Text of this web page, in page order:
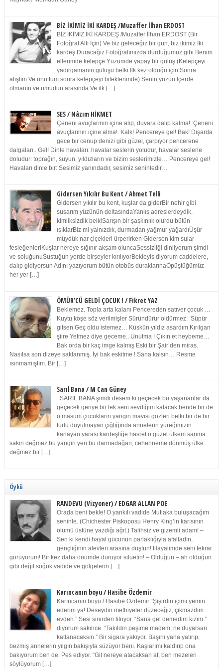
BİZ İKİMİZ İKİ KARDEŞ /Muzaffer İlhan ERDOST
BİZ İKİMİZ İKİ KARDEŞ /Muzaffer İlhan ERDOST (Bir
Fotoğraf Altı İçin) Ve biz geleceğiz bir gün, biz ikimiz İki
kardeş Duracağız Fotoğrafımızda durduğumuz gibi Benim
ellerimde kelepçe Yüzümde yapay bir gülüş (Kelepçeyi
yadırgamanın gülüşü belki İlk kez olduğu için Sonra
alıştım Ve unuttum sonra kelepçeyi bileklerimde) Senin yüzün İçerde
olmanın ve umudun arasında Ve ilk […]
SES / Nâzım HİKMET
Çeneni avuçlarının içine alıp, duvara dalıp kalma!. Çeneni
avuçlarının içine alma!. Kalk! Pencereye gel! Bak! Dışarda
gece bir cenup denizi gibi güzel, çarpıyor pencerene
dalgaları.. Gel! Dinle havaları: havalar seslerin yoludur, havalar seslerle
doludur: toprağın, suyun, yıldızların ve bizim seslerimizle… Pencereye gel!
Havaları dinle bir: Sesimiz yanındadır, sesimiz seninledir…
Gidersen Yıkılır Bu Kent / Ahmet Telli
Gidersen yıkılır bu kent, kuşlar da giderBir nehir gibi
susarım yüzünün deltasındaYanlış adreslerdeydik,
kimliksizdik belkiSarışın bir şaşkınlık olurdu bütün
ışıklarBiz mi yalnızdık, durmadan yağmur yağardıÜşür
müydük nar çiçekleri ürperirken Gidersen kim sular
fesleğenleriKuşlar nereye sığınır akşam oluncaSessizliği dinliyorum şimdi
ve soluğunuSustuğun yerde birşeyler kırılıyorBekleyiş diyorum caddelere,
dalıp gidiyorsun Adını yazıyorum bütün otobüs duraklarınaÖpüştüğümüz
her yer […]
ÖMÜR’CÜ GELDİ ÇOCUK ! / Fikret YAZ
Beklemez. Topla arta kalanı Pencereden satıver çocuk …
Kuytu köşe söz verilmişler Süründürür öldürmez. Süpür
gitsen Geç oldu istemez… Küskün yıldız asardım Kırılgan
şiire Yetmez diye geceme.. Unutma ! Çıkın et heybeme…
Bak orda bir kaç imge kalmış Eski bir Şair’den miras.
Nasılsa son dizeye saklanmış. İyi bak eskitme ! Sana kalsın… Resme
ısınmamıştım. Bir […]
Sarıl Bana / M Can Güney
SARIL BANA şimdi desem ki geçecek bu yaşananlar da
geçecek geriye bir tek seni sevdiğim kalacak bende bir de
o masum çocukların yangın mavisi gözleri belki bir de bir
türlü duyulmayan çığlığında annelerin yüreğimizin
kanayan yarası kardeşliğe hasret o güzel ülkem sanma
sakın değmez bu yangın yeri bu darmadağan, cehenneme dönmüş ülke
değmez bir […]
Öykü
RANDEVU (Vizyoner) / EDGAR ALLAN POE
Orada beni bekle! O yankılı vadide Mutlaka buluşacağım
seninle. (Chichester Piskoposu Henry King’in karısının
ölümü üstüne yazdığı ağıt.) Talihsiz ve gizemli adam! –
Sen ki kendi hayal gücünün parlaklığıyla afalladın,
gençliğinin alevleri arasına düştün! Hayalimde seni tekrar
görüyorum! Bir kez daha önümde duruyor siluetin! – Olduğun – ah olduğun
gibi değil soğuk vadide ve gölgelerin […]
Karıncanın boyu / Hasibe Özdemir
Karıncanın boyu / Hasibe Özdemir “Şişirdin içimi yemin
ederim ya! Deseydin methiyeler düzeceğiz, çıkmazdım
evden.” Sesi sinirden titriyor. “Sana gel demedim kızım.”
diyorum sakince. “Takıldın peşime madem, ne duyarsan
katlanacaksın.” Bir sigara yakıyor. Başını yana yatırıp,
bezmiş annelerin yılgın bakışıyla süzüyor beni. Kaşlarımı kaldırıp ona
bakıyorum ben de. Pes ediyor. “Git nereye atacaksan at, ben mezeleri
söylüyorum […]